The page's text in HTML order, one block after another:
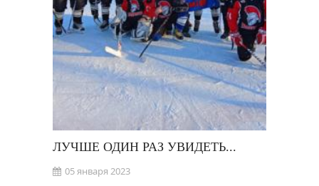
ЛУЧШЕ ОДИН РАЗ УВИДЕТЬ...
05 января 2023